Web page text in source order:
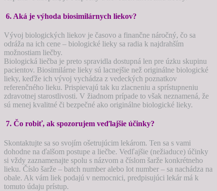
6. Aká je výhoda biosimilárnych liekov?
Vývoj biologických liekov je časovo a finančne náročný, čo sa
odráža na ich cene – biologické lieky sa radia k najdrahším
možnostiam liečby.
Biologická liečba je preto spravidla dostupná len pre úzku skupinu
pacientov. Biosimilárne lieky sú lacnejšie než originálne biologické
lieky, keďže ich vývoj vychádza z vedeckých poznatkov
referenčného lieku. Prispievajú tak ku zlacneniu a sprístupneniu
zdravotnej starostlivosti. V žiadnom prípade to však neznamená, že
sú menej kvalitné či bezpečné ako originálne biologické lieky.
7. Čo robiť, ak spozorujem veďlajšie účinky?
Skontaktujte sa so svojím ošetrujúcim lekárom. Ten sa s vami
dohodne na ďalšom postupe a liečbe. Vedľajšie (nežiaduce) účinky
si vždy zaznamenajte spolu s názvom a číslom šarže konkrétneho
lieku. Číslo šarže – batch number alebo lot number – sa nachádza na
obale. Ak vám liek podajú v nemocnici, predpisujúci lekár má k
tomuto údaju prístup.